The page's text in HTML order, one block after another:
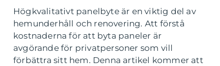
Högkvalitativt panelbyte är en viktig del av
hemunderhåll och renovering. Att förstå
kostnaderna för att byta paneler är
avgörande för privatpersoner som vill
förbättra sitt hem. Denna artikel kommer att